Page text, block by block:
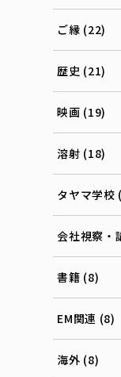
ご縁 (22)
歴史 (21)
映画 (19)
溶射 (18)
タヤマ学校
会社視察・
書籍 (8)
EM関連 (8)
海外 (8)